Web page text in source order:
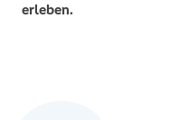
erleben.